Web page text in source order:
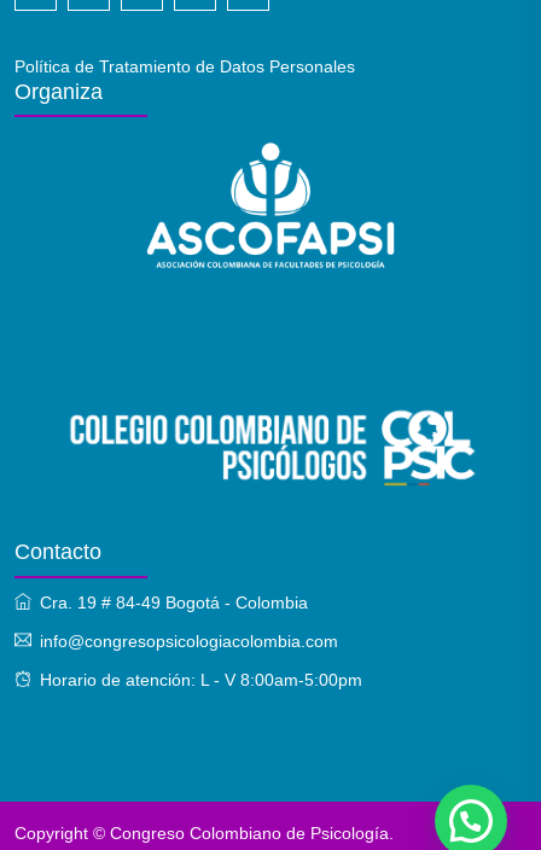
Política de Tratamiento de Datos Personales
Organiza
Contacto
Cra. 19 # 84-49 Bogotá - Colombia
info@congresopsicologiacolombia.com
Horario de atención: L - V 8:00am-5:00pm
Copyright © Congreso Colombiano de Psicología.